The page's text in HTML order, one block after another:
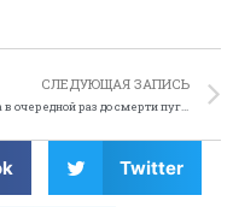
СЛЕДУЮЩАЯ ЗАПИСЬ
Собака в очередной раз до смерти пугает Royal Mail
Twitter